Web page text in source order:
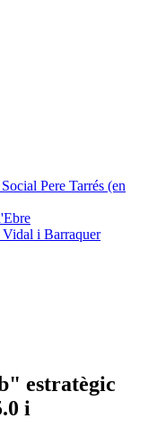
Pere Tarrés (en
i Barraquer
estratègic
i